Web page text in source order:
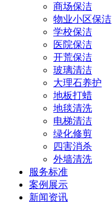
商场保洁
物业小区保洁
学校保洁
医院保洁
开荒保洁
玻璃清洁
大理石养护
地板打蜡
地毯清洗
电梯清洁
绿化修剪
四害消杀
外墙清洗
服务标准
案例展示
新闻资讯